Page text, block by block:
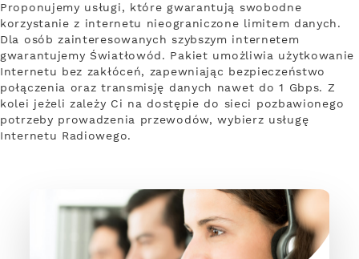
Proponujemy usługi, które gwarantują swobodne
korzystanie z internetu nieograniczone limitem danych.
Dla osób zainteresowanych szybszym internetem
gwarantujemy Światłowód. Pakiet umożliwia użytkowanie
Internetu bez zakłóceń, zapewniając bezpieczeństwo
połączenia oraz transmisję danych nawet do 1 Gbps. Z
kolei jeżeli zależy Ci na dostępie do sieci pozbawionego
potrzeby prowadzenia przewodów, wybierz usługę
Internetu Radiowego.